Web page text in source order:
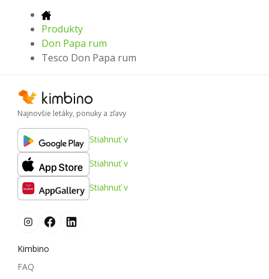
Produkty
Don Papa rum
Tesco Don Papa rum
Najnovšie letáky, ponuky a zľavy
Stiahnuť v
Stiahnuť v
Stiahnuť v
Kimbino
FAQ